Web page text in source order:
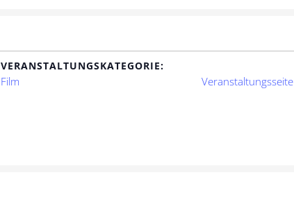
VERANSTALTUNGSKATEGORIE:
Film Veranstaltungsseite